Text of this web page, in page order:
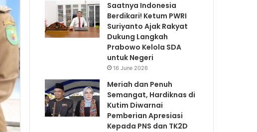
Saatnya Indonesia
Berdikari! Ketum PWRI
Suriyanto Ajak Rakyat
Dukung Langkah
Prabowo Kelola SDA
untuk Negeri
16 June 2026
Meriah dan Penuh
Semangat, Hardiknas di
Kutim Diwarnai
Pemberian Apresiasi
Kepada PNS dan TK2D